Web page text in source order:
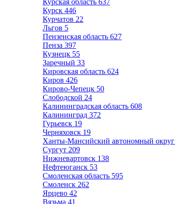
Курская область 637
Курск 446
Курчатов 22
Льгов 5
Пензенская область 627
Пенза 397
Кузнецк 55
Заречный 33
Кировская область 624
Киров 426
Кирово-Чепецк 50
Слободской 24
Калининградская область 608
Калининград 372
Гурьевск 19
Черняховск 19
Ханты-Мансийский автономный округ
Сургут 209
Нижневартовск 138
Нефтеюганск 53
Смоленская область 595
Смоленск 262
Ярцево 42
Вязьма 41